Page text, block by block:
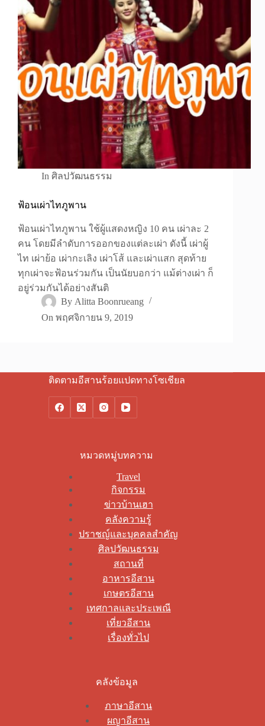
In ศิลปวัฒนธรรม
ฟ้อนเผ่าไทภูพาน
ฟ้อนเผ่าไทภูพาน ใช้ผู้แสดงหญิง 10 คน เผ่าละ 2
คน โดยมีลำดับการออกของแต่ละเผ่า ดังนี้ เผ่าผู้
ไท เผ่าย้อ เผ่ากะเลิง เผ่าโส้ และเผ่าแสก สุดท้าย
ทุกเผ่าจะฟ้อนร่วมกัน เป็นนัยบอกว่า แม้ต่างเผ่า ก็
อยู่ร่วมกันได้อย่างสันติ
By Alitta Boonrueang
On พฤศจิกายน 9, 2019
ติดตามอีสานร้อยแปดทางโซเชียล
หมวดหมู่บทความ
Travel
กิจกรรม
ข่าวบ้านเฮา
คลังความรู้
ปราชญ์และบุคคลสำคัญ
ศิลปวัฒนธรรม
สถานที่
อาหารอีสาน
เกษตรอีสาน
เทศกาลและประเพณี
เที่ยวอีสาน
เรื่องทั่วไป
คลังข้อมูล
ภาษาอีสาน
ผญาอีสาน